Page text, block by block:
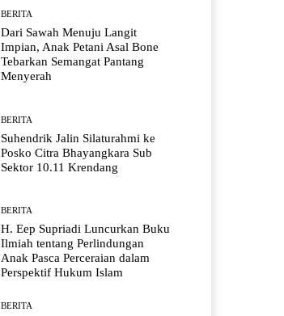
BERITA
Dari Sawah Menuju Langit
Impian, Anak Petani Asal Bone
Tebarkan Semangat Pantang
Menyerah
BERITA
Suhendrik Jalin Silaturahmi ke
Posko Citra Bhayangkara Sub
Sektor 10.11 Krendang
BERITA
H. Eep Supriadi Luncurkan Buku
Ilmiah tentang Perlindungan
Anak Pasca Perceraian dalam
Perspektif Hukum Islam
BERITA